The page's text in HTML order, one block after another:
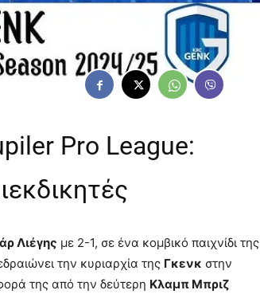
Pro League:
Λιέγης με 2-1, σε ένα κομβικό παιχνίδι της
την κυριαρχία της Γκενκ στην
της από την δεύτερη Κλαμπ Μπριζ